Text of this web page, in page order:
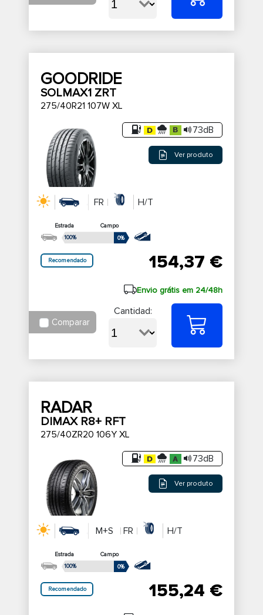
GOODRIDE
SOLMAX1 ZRT
275/40R21 107W XL
73dB
Ver produto
FR H/T
Estrada
Campo
100%
0%
Recomendado 154,37 €
Envio grátis em 24/48h
Comparar
Cantidad:
RADAR
DIMAX R8+ RFT
275/40ZR20 106Y XL
73dB
Ver produto
M+S FR H/T
Estrada
Campo
100%
0%
Recomendado 155,24 €